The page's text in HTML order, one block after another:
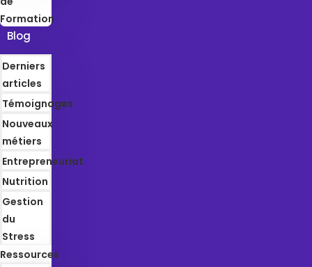
Formation
Blog
Derniers
articles
Témoignages
Nouveaux
métiers
Entrepreneuriat
Nutrition
Gestion
du
Stress
Ressources